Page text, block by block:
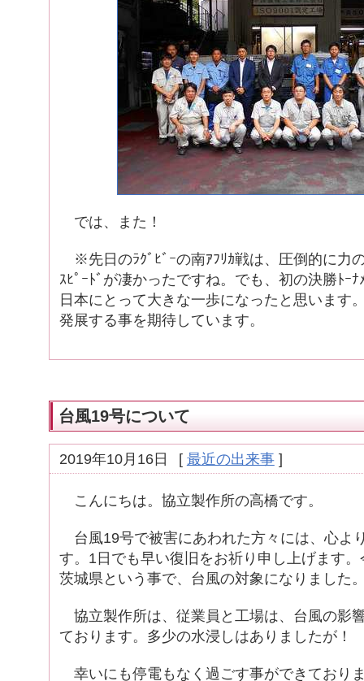
では、また！
※先日のﾗｸﾞﾋﾞｰの南ｱﾌﾘｶ戦は、圧倒的に力
ｽﾋﾟｰﾄﾞが凄かったですね。でも、初の決勝ﾄｰ
日本にとって大きな一歩になったと思います
発展する事を期待しています。
台風19号について
2019年10月16日 [ 最近の出来事]
こんにちは。協立製作所の高橋です。
台風19号で被害にあわれた方々には、心よ
す。1日でも早い復旧をお祈り申し上げます
茨城県という事で、台風の対象になりました
協立製作所は、従業員と工場は、台風の影
ております。多少の水浸しはありましたが！
幸いにも停電もなく過ごす事ができており